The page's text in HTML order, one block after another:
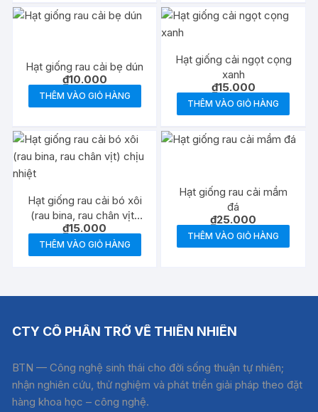
Hạt giống rau cải bẹ dún
₫10.000
THÊM VÀO GIỎ HÀNG
Hạt giống cải ngọt cọng
xanh
₫15.000
THÊM VÀO GIỎ HÀNG
Hạt giống rau cải bó xôi
(rau bina, rau chân vịt)
chịu nhiệt
₫15.000
THÊM VÀO GIỎ HÀNG
Hạt giống rau cải mầm
đá
₫25.000
THÊM VÀO GIỎ HÀNG
CTY CỔ PHẦN TRỞ VỀ THIÊN NHIÊN
BTN — Công nghệ sinh thái cho đời sống thuận tự nhiên;
nhận nghiên cứu, thử nghiệm và phát triển giải pháp theo đặt
hàng khoa học – công nghệ.